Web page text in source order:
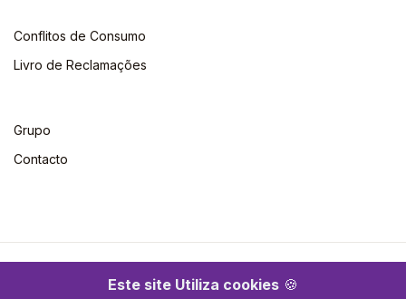
Este site Utiliza cookies 🍪
Conflitos de Consumo
Livro de Reclamações
Grupo
Contacto
©2026 Escolar. Todos os direitos reservados